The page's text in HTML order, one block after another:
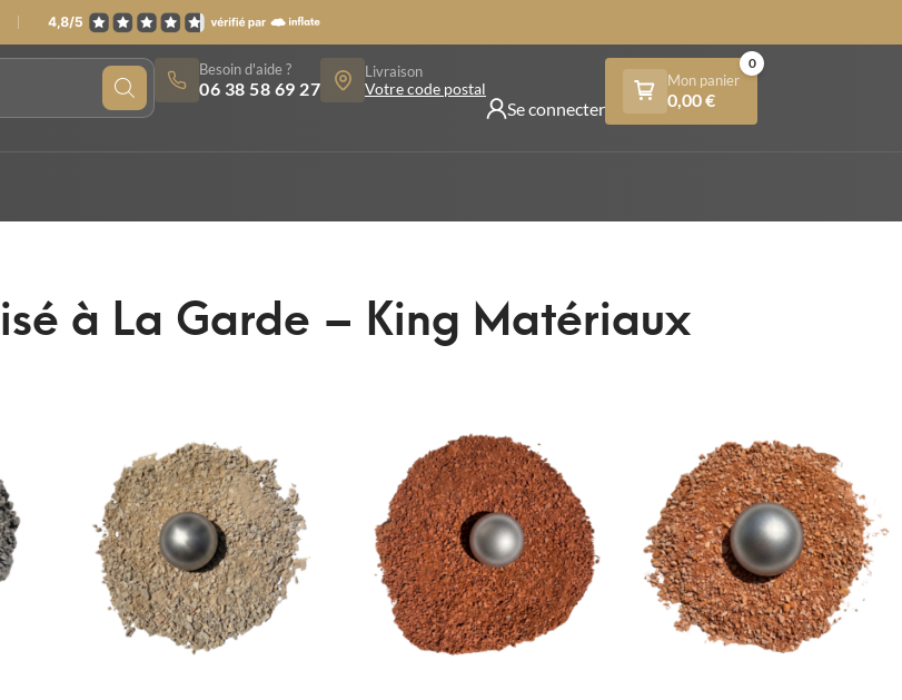
Besoin d'aide ?
06 38 58 69 27
Livraison
Votre code postal
Se connecter
Mon panier
0,00€
0
à La Garde – King Matériaux